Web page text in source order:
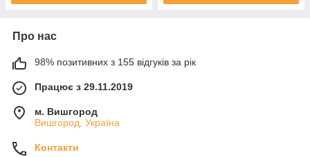
Про нас
98% позитивних з 155 відгуків за рік
Працює з 29.11.2019
м. Вишгород
Вишгород, Україна
Контакти